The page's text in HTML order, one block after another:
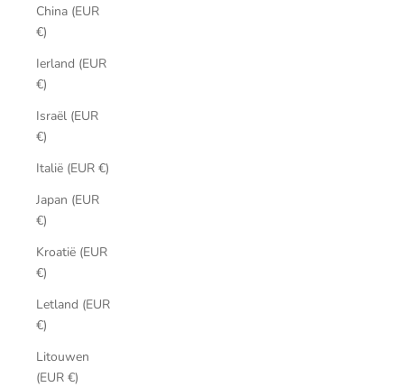
China (EUR
€)
Ierland (EUR
€)
Israël (EUR
€)
Italië (EUR €)
Japan (EUR
€)
Kroatië (EUR
€)
Letland (EUR
€)
Litouwen
(EUR €)